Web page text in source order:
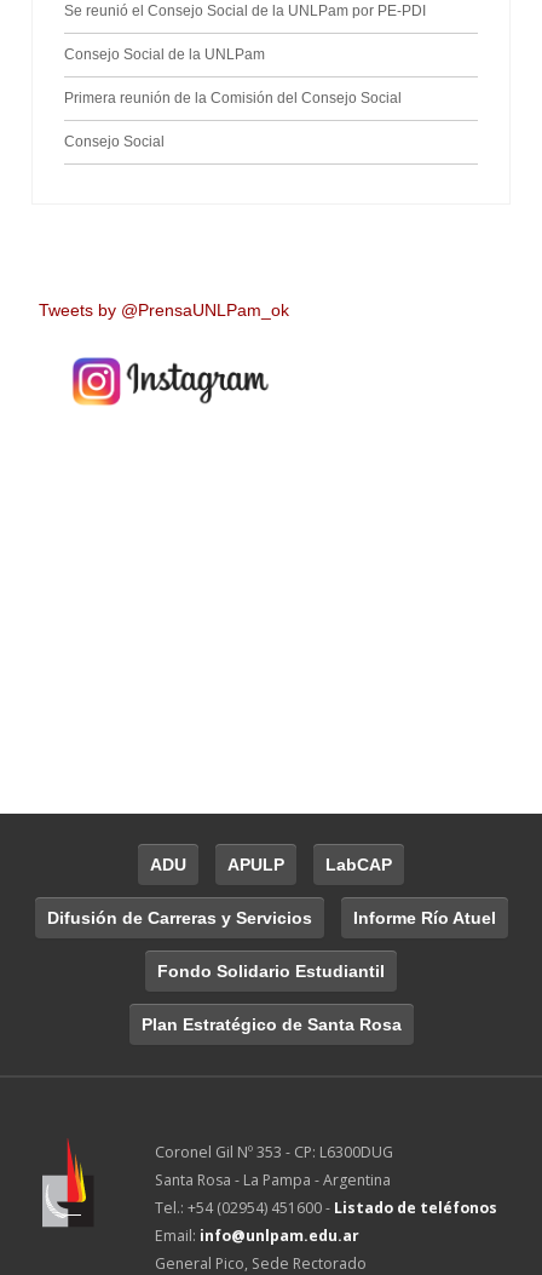
Se reunió el Consejo Social de la UNLPam por PE-PDI
Consejo Social de la UNLPam
Primera reunión de la Comisión del Consejo Social
Consejo Social
Tweets by @PrensaUNLPam_ok
ADU APULP LabCAP
Difusión de Carreras y Servicios Informe Río Atuel
Fondo Solidario Estudiantil
Plan Estratégico de Santa Rosa
Coronel Gil Nº 353 - CP: L6300DUG
Santa Rosa - La Pampa - Argentina
Tel.: +54 (02954) 451600 - Listado de teléfonos
Email: info@unlpam.edu.ar
General Pico, Sede Rectorado